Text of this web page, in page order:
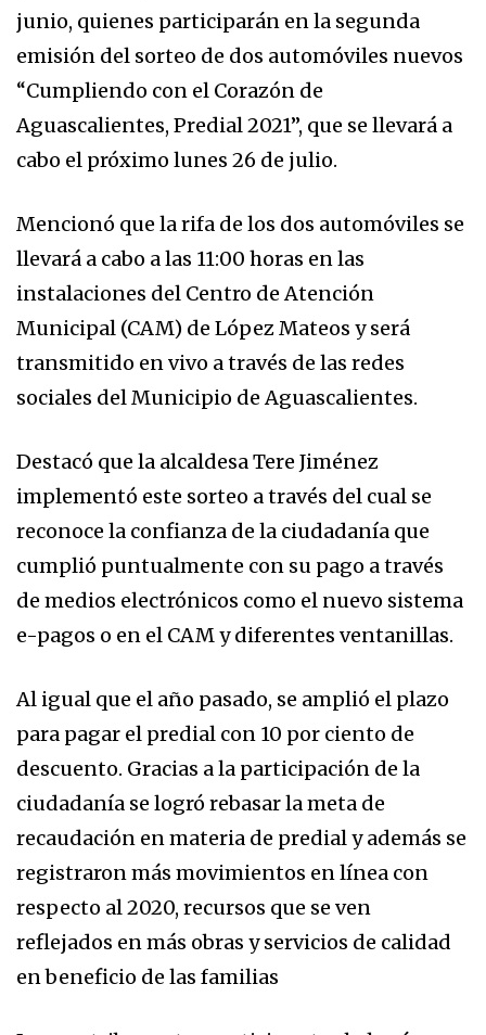
junio, quienes participarán en la segunda
emisión del sorteo de dos automóviles nuevos
“Cumpliendo con el Corazón de
Aguascalientes, Predial 2021”, que se llevará a
cabo el próximo lunes 26 de julio.
Mencionó que la rifa de los dos automóviles se
llevará a cabo a las 11:00 horas en las
instalaciones del Centro de Atención
Municipal (CAM) de López Mateos y será
transmitido en vivo a través de las redes
sociales del Municipio de Aguascalientes.
Destacó que la alcaldesa Tere Jiménez
implementó este sorteo a través del cual se
reconoce la confianza de la ciudadanía que
cumplió puntualmente con su pago a través
de medios electrónicos como el nuevo sistema
e-pagos o en el CAM y diferentes ventanillas.
Al igual que el año pasado, se amplió el plazo
para pagar el predial con 10 por ciento de
descuento. Gracias a la participación de la
ciudadanía se logró rebasar la meta de
recaudación en materia de predial y además se
registraron más movimientos en línea con
respecto al 2020, recursos que se ven
reflejados en más obras y servicios de calidad
en beneficio de las familias